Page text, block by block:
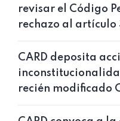
revisar el Código
rechazo al artículo
CARD deposita
recién modificado